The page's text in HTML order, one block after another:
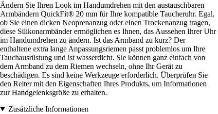
Ändern Sie Ihren Look im Handumdrehen mit den austauschbaren
Armbändern QuickFit® 20 mm für Ihre kompatible Taucheruhr. Egal,
ob Sie einen dicken Neoprenanzug oder einen Trockenanzug tragen,
diese Silikonarmbänder ermöglichen es Ihnen, das Aussehen Ihrer Uhr
im Handumdrehen zu ändern. Ist das Armband zu kurz? Der
enthaltene extra lange Anpassungsriemen passt problemlos um Ihre
Tauchausrüstung und ist wasserdicht. Sie können ganz einfach von
dem Armband zu dem Riemen wechseln, ohne Ihr Gerät zu
beschädigen. Es sind keine Werkzeuge erforderlich. Überprüfen Sie
den Reiter mit den Eigenschaften Ihres Produkts, um Informationen
zur Handgelenksgröße zu erhalten.
Zusätzliche Informationen